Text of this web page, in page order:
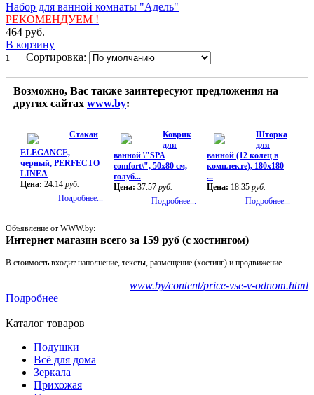
Набор для ванной комнаты "Адель"
РЕКОМЕНДУЕМ !
464 руб.
В корзину
1 Сортировка:
Возможно, Вас также заинтересуют предложения на
других сайтах www.by:
Стакан
ELEGANCE,
черный, PERFECTO
LINEA
Цена: 24.14 руб.
Подробнее...
Коврик
для
ванной \"SPA
comfort\", 50x80 см,
голуб...
Цена: 37.57 руб.
Подробнее...
Шторка
для
ванной (12 колец в
комплекте), 180x180
...
Цена: 18.35 руб.
Подробнее...
Объявление от WWW.by:
Интернет магазин всего за 159 руб (с хостингом)
В стоимость входит наполнение, тексты, размещение (хостинг) и продвижение
www.by/content/price-vse-v-odnom.html
Подробнее
Каталог товаров
Подушки
Всё для дома
Зеркала
Прихожая